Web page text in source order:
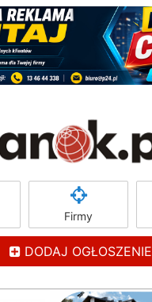
Firmy
DODAJ OGŁOSZENIE